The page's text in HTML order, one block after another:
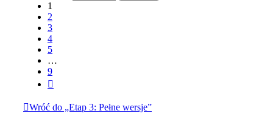
1
2
3
4
5
…
9
Wróć do „Etap 3: Pełne wersje”